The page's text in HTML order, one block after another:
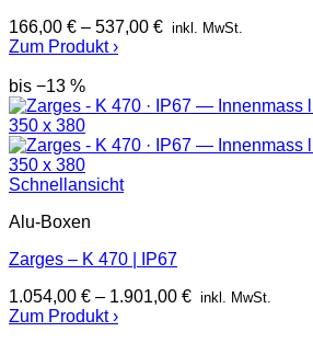
166,00 € – 537,00 € inkl. MwSt.
Zum Produkt ›
bis −13 %
Schnellansicht
Alu-Boxen
Zarges – K 470 | IP67
1.054,00 € – 1.901,00 € inkl. MwSt.
Zum Produkt ›